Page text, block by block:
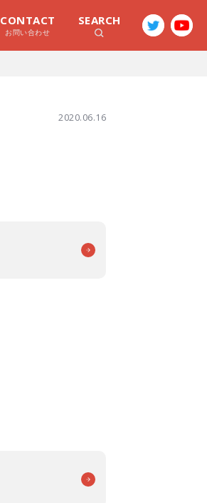
CONTACT
お問い合わせ
SEARCH
2020.06.16